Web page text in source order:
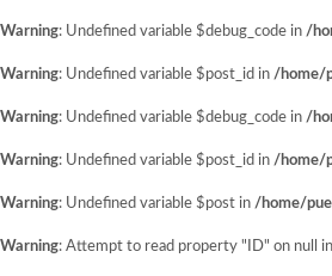
Warning: Undefined variable $debug_code in /
Warning: Undefined variable $post_id in /home/
Warning: Undefined variable $debug_code in /
Warning: Undefined variable $post_id in /home/
Warning: Undefined variable $post in /home/
Warning: Attempt to read property "ID" on null in